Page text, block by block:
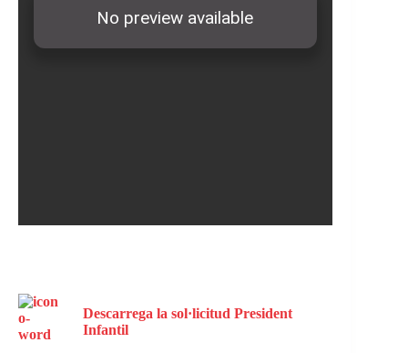
Descarrega la sol·licitud President
Infantil